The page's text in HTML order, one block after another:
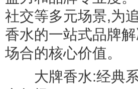
社交等多元场景,为
香水的一站式品牌
场合的核心价值。
大牌香水:经典系